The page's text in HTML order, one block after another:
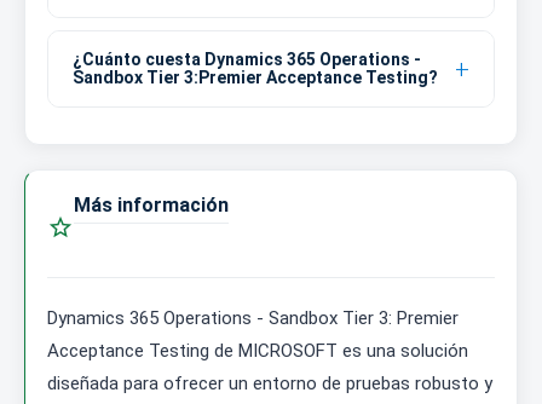
¿Cuánto cuesta Dynamics 365 Operations -
Sandbox Tier 3:Premier Acceptance Testing?

Más información
Dynamics 365 Operations - Sandbox Tier 3: Premier
Acceptance Testing de MICROSOFT es una solución
diseñada para ofrecer un entorno de pruebas robusto y